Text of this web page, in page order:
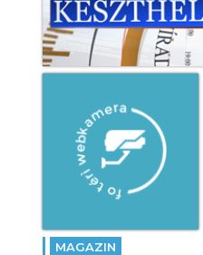
MAGAZIN